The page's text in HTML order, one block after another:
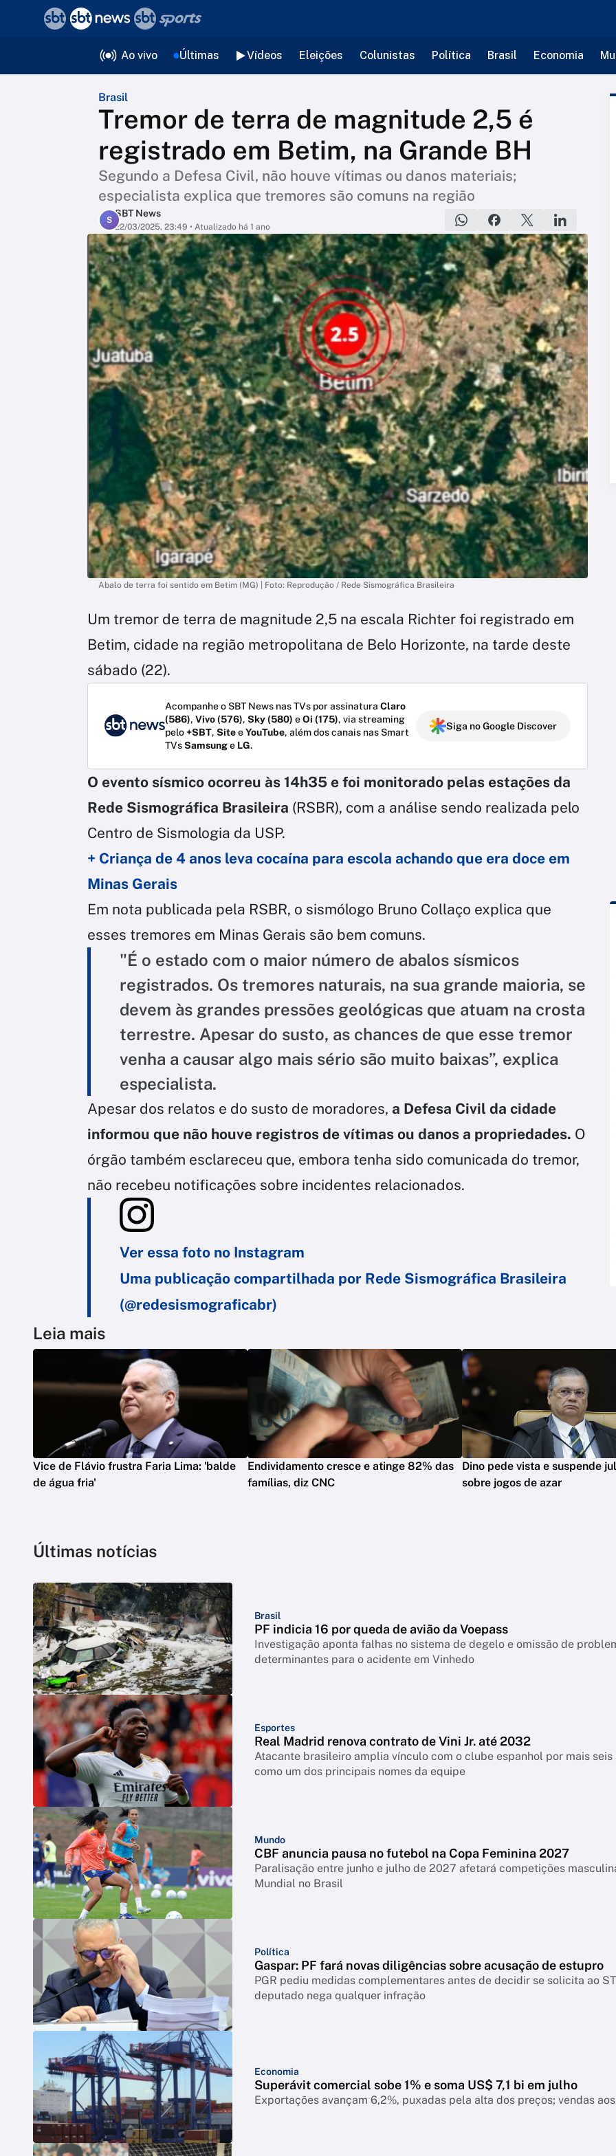
Ao vivo Últimas Vídeos Eleições Colunistas Política Brasil Economia
Brasil
Tremor de terra de magnitude 2,5 é
registrado em Betim, na Grande BH
Segundo a Defesa Civil, não houve vítimas ou danos materiais;
especialista explica que tremores são comuns na região
S
SBT News
22/03/2025, 23:49 • Atualizado há 1 ano
Abalo de terra foi sentido em Betim (MG) | Foto: Reprodução / Rede Sismográfica Brasileira
Um tremor de terra de magnitude 2,5 na escala Richter foi registrado em
Betim, cidade na região metropolitana de Belo Horizonte, na tarde deste
sábado (22).
Acompanhe o SBT News nas TVs por assinatura Claro
(586), Vivo (576), Sky (580) eOi (175), via streaming
pelo+SBT, SiteeYouTube, além dos canais nas Smart
TVsSamsunge LG.
Siga no Google Discover
O evento sísmico ocorreu às 14h35 e foi monitorado pelas estações da
Rede Sismográfica Brasileira (RSBR), com a análise sendo realizada pelo
Centro de Sismologia da USP.
+ Criança de 4 anos leva cocaína para escola achando que era doce em
Minas Gerais
Em nota publicada pela RSBR, o sismólogo Bruno Collaço explica que
esses tremores em Minas Gerais são bem comuns.
"É o estado com o maior número de abalos sísmicos
registrados. Os tremores naturais, na sua grande maioria, se
devem às grandes pressões geológicas que atuam na crosta
terrestre. Apesar do susto, as chances de que esse tremor
venha a causar algo mais sério são muito baixas”, explica
especialista.
Apesar dos relatos e do susto de moradores, a Defesa Civil da cidade
informou que não houve registros de vítimas ou danos a propriedades. O
órgão também esclareceu que, embora tenha sido comunicada do tremor,
não recebeu notificações sobre incidentes relacionados.
Ver essa foto no Instagram
Uma publicação compartilhada por Rede Sismográfica Brasileira
(@redesismograficabr)
Leia mais
Vice de Flávio frustra Faria Lima: 'balde
de água fria'
Endividamento cresce e atinge 82% das
famílias, diz CNC
Dino pede vista e suspende
sobre jogos de azar
Últimas notícias
Brasil
PF indicia 16 por queda de avião da Voepass
Investigação aponta falhas no sistema de degelo e omissão de
determinantes para o acidente em Vinhedo
Esportes
Real Madrid renova contrato de Vini Jr. até 2032
Atacante brasileiro amplia vínculo com o clube espanhol por mais
como um dos principais nomes da equipe
Mundo
CBF anuncia pausa no futebol na Copa Feminina 2027
Paralisação entre junho e julho de 2027 afetará competições
Mundial no Brasil
Política
Gaspar: PF fará novas diligências sobre acusação de estupro
PGR pediu medidas complementares antes de decidir se solicita ao
deputado nega qualquer infração
Economia
Superávit comercial sobe 1% e soma US$ 7,1 bi em julho
Exportações avançam 6,2%, puxadas pela alta dos preços; vendas
voltar
Editorias